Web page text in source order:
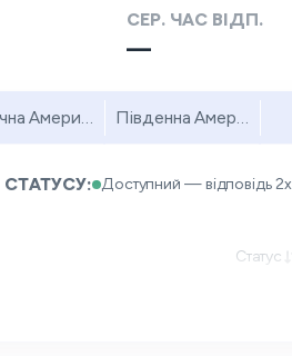
СЕР. ЧАС ВІДП.
—
Америка Південна Америка
Доступний — відповідь
Статус